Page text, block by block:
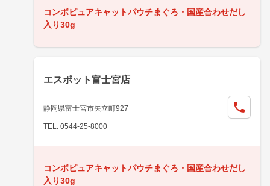
コンボピュアキャットパウチまぐろ・国産合わせだし
入り30g
エスポット富士宮店
静岡県富士宮市矢立町927
TEL: 0544-25-8000
コンボピュアキャットパウチまぐろ・国産合わせだし
入り30g